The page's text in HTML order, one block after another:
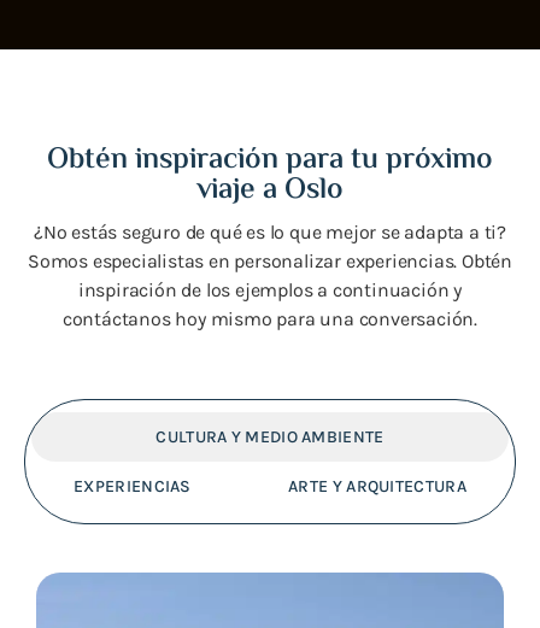
Obtén inspiración para tu próximo
viaje a Oslo
¿No estás seguro de qué es lo que mejor se adapta a ti?
Somos especialistas en personalizar experiencias. Obtén
inspiración de los ejemplos a continuación y
contáctanos hoy mismo para una conversación.
CULTURA Y MEDIO AMBIENTE
EXPERIENCIAS ARTE Y ARQUITECTURA